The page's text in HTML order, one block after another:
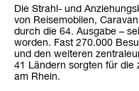
Die Strahl- und
von Reisemobilen,
durch die 64. Ausgabe –
worden. Fast 270.000
und den weiteren
41 Ländern sorgten für die
am Rhein.